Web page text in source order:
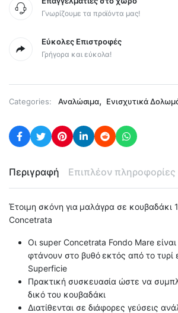
Γνωρίζουμε τα προϊόντα μας!
Εύκολες Επιστροφές
Γρήγορα και εύκολα!
Categories: Αναλώσιμα, Ενισχυτικά
Περιγραφή Επιπλέον πληροφορίες
Έτοιμη σκόνη για μαλάγρα σε κουβαδάκι
Concetrata
Οι super Concetrata Fondo Mare είναι
φτάνουν στο βυθό εκτός από το τυρί
Superficie
Πρακτική συσκευασία ώστε να
δικό του κουβαδάκι
Διατίθενται σε διάφορες γεύσεις